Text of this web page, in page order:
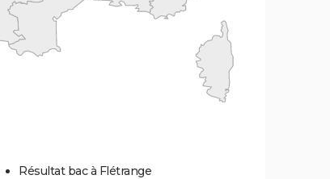
Résultat bac à Flétrange